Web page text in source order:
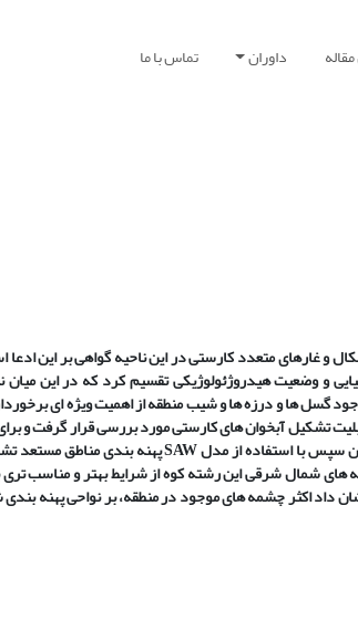
داوران تماس با ما
غارهای متعدد کارستی در این ناحیه گواهی بر این
و وضعیت هیدروژئولوژیکی تقسیم کرد که در این
گسلها و درزهها و شیب منطقه از اهمیت ویژه ای
تشکیل آبخوانهای کارستی مورد بررسی قرار گرفت و
سپس با استفاده از مدلSAWپهنه بندی مناطق مستعد
شمال شرقی این رشته کوه از شرایط بهتر و مناسب تری
داد اکثر چشمه های موجود در منطقه، بر نواحی پهنه